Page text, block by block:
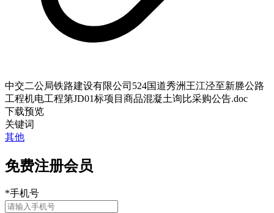
中交二公局铁路建设有限公司524国道秀洲王江泾至新塍公路
工程机电工程第JD01标项目商品混凝土询比采购公告.doc
下载预览
关键词
其他
免费注册会员
*手机号